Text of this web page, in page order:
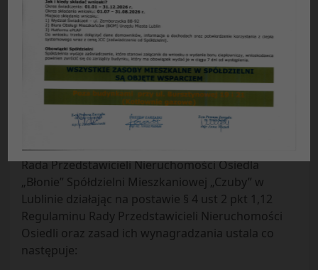
Uchwała NR 6/56/2022
Rady Przedstawicieli Nieruchomości Osiedla
„Błonie”
z dnia 25.04.2022 r.
w sprawie:wprowadzenie zmiany w planie
remontów nieruchomości Szaserów 1, 9, 11 na rok
Rada Przedstawicieli Nieruchomości Osiedla
„Błonie” Spółdzielni Mieszkaniowej „Czuby” w
Lublinie działając na postawie § 4 ust 2 pkt 1,12
Regulaminu Rady Przedstawicieli Nieruchomości
Osiedli oraz zasad ich wynagradzania ustala co
następuje: